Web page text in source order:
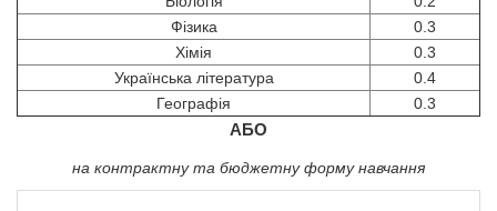
Фізика
0.3
Хімія
0.3
Українська література
0.4
Географія
0.3
АБО
на контрактну та бюджетну форму навчання